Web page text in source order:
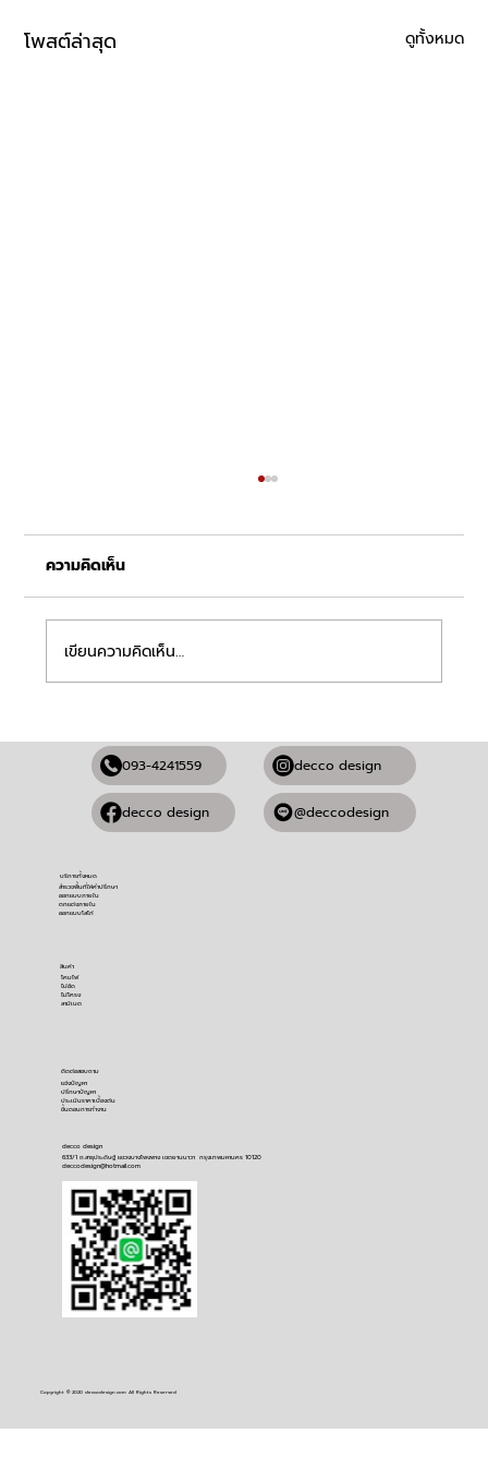
โพสต์ล่าสุด ดูทั้งหมด
แชร์เคล็ดลับการจัดไฟในบ้านให้เข้ากับแต่ละ
ห้อง
ความคิดเห็น
เขียนความคิดเห็น…
093-4241559
decco design
decco design
@deccodesign
บริการทั้งหมด
สำรวจพื้นที่ให้คำปรึกษา
ออกแบบภายใน
ตกแต่งภายใน
ออกแบบโลโก้
สินค้า
โคมไฟ
ไม้อัด
ไม้โครง
ลามิเนต
ติดต่อสอบถาม
​แจ้งปัญหา
ปรึกษาปัญหา
ประเมินราคาเบื้องต้น
ขั้นตอนการทำงาน
decco design
633/1 ถ.สาธุประดิษฐ์ แขวงบางโพงพาง เขตยานนาวา กรุงเทพมหานคร 10120
deccodesign@hotmail.com
Copyright © 2020 deccodesign.com All Rights Reserved